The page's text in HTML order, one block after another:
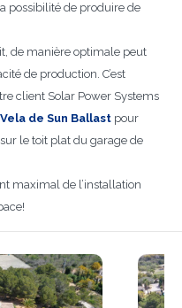
possibilité de produire de
de manière optimale peut
de production. C’est
client Solar Power Systems
Vela de Sun Ballast pour
le toit plat du garage de
maximal de l’installation